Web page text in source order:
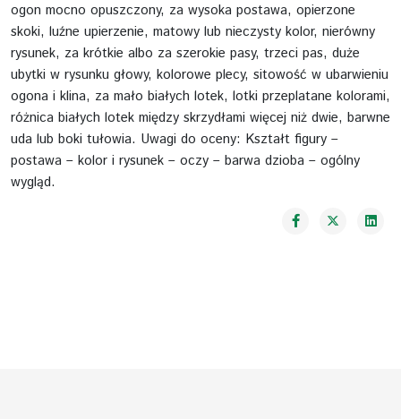
ogon mocno opuszczony, za wysoka postawa, opierzone
skoki, luźne upierzenie, matowy lub nieczysty kolor, nierówny
rysunek, za krótkie albo za szerokie pasy, trzeci pas, duże
ubytki w rysunku głowy, kolorowe plecy, sitowość w ubarwieniu
ogona i klina, za mało białych lotek, lotki przeplatane kolorami,
różnica białych lotek między skrzydłami więcej niż dwie, barwne
uda lub boki tułowia. Uwagi do oceny: Kształt figury –
postawa – kolor i rysunek – oczy – barwa dzioba – ogólny
wygląd.